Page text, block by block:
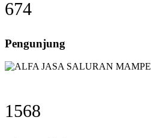
674
Pengunjung
1568